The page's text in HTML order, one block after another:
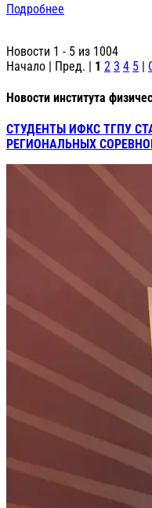
Подробнее
Новости 1 - 5 из 1004
Начало | Пред. | 1 2 3 4 5 |
Новости института
СТУДЕНТЫ ИФКС ТГПУ
РЕГИОНАЛЬНЫХ